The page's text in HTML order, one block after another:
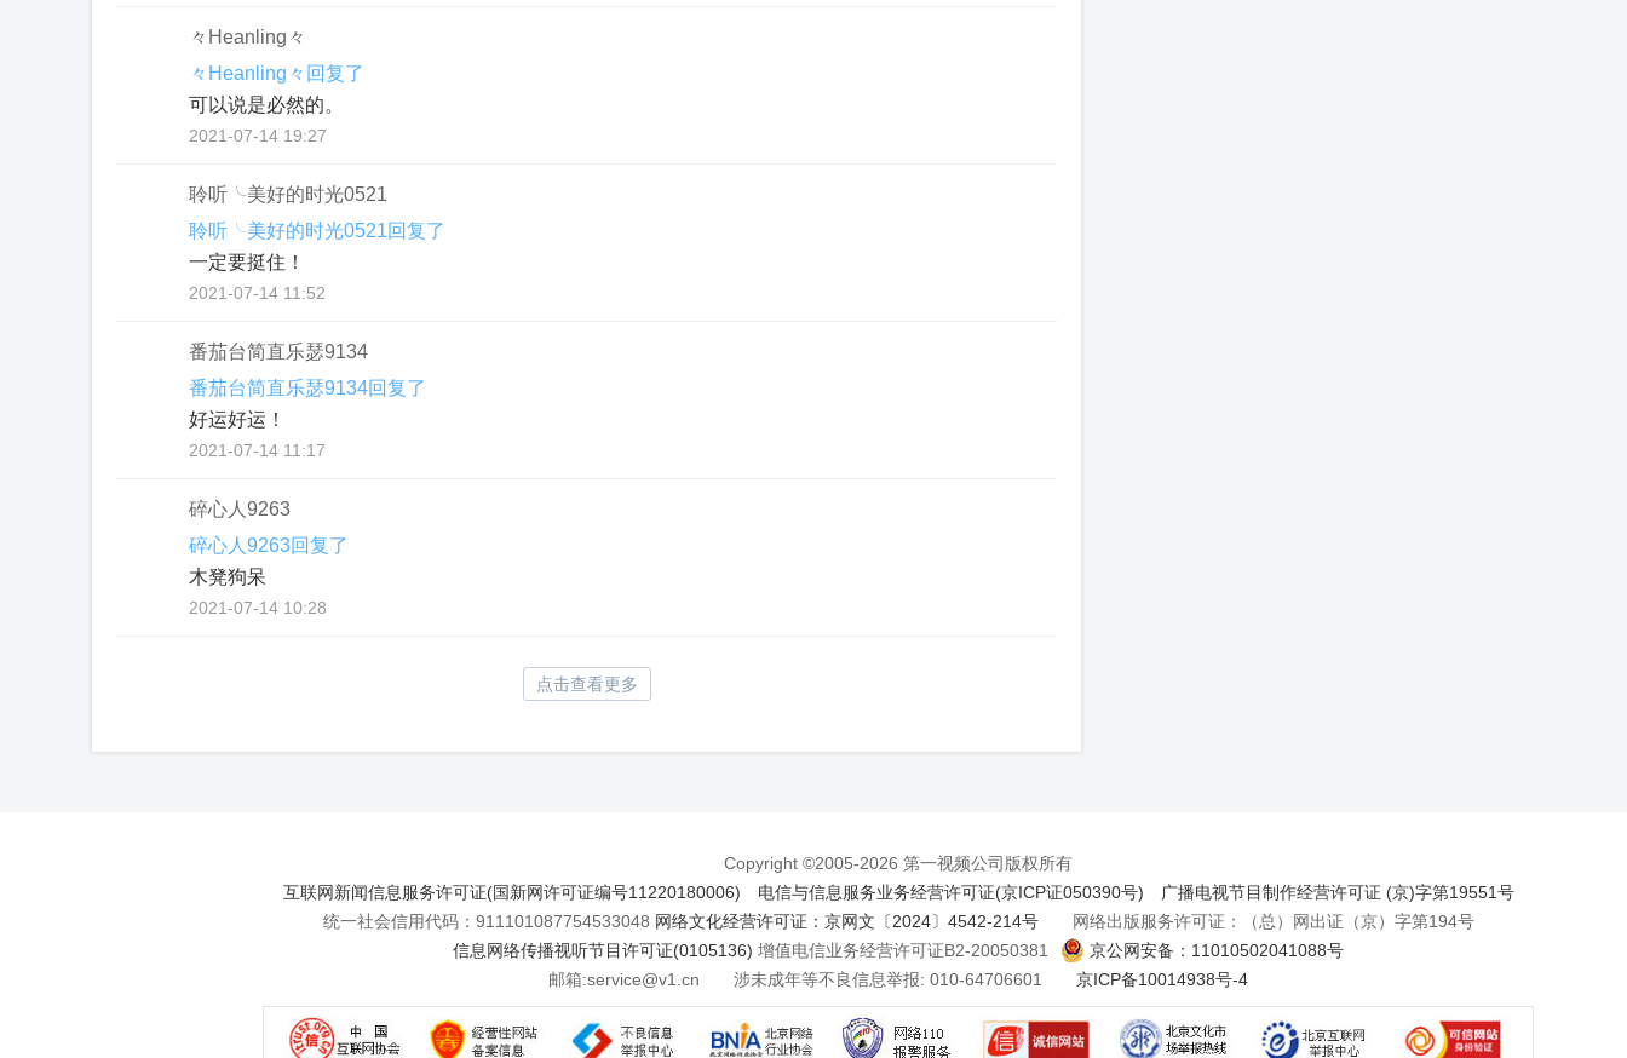
々Heanling々
々Heanling々回复了
可以说是必然的。
2021-07-14 19:27
聆听╰美好的时光0521
聆听╰美好的时光0521回复了
一定要挺住！
2021-07-14 11:52
番茄台简直乐瑟9134
番茄台简直乐瑟9134回复了
好运好运！
2021-07-14 11:17
碎心人9263
碎心人9263回复了
木凳狗呆
2021-07-14 10:28
点击查看更多
Copyright ©2005-2026 第一视频公司版权所有
互联网新闻信息服务许可证(国新网许可证编号11220180006)
电信与信息服务业务经营许可证(京ICP证050390号)
广播电视节目制作经营许可证 (京)字第19551号
统一社会信用代码：911101087754533048 网络文化经营许可证：京网文〔2024〕4542-214号网络出版服务许可证：（总）网出证（京）字第194号
信息网络传播视听节目许可证(0105136) 增值电信业务经营许可证B2-20050381
京公网安备：11010502041088号
邮箱:service@v1.cn 涉未成年等不良信息举报: 010-64706601 京ICP备10014938号-4